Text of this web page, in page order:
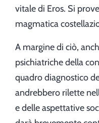
vitale di Eros. Si
magmatica
A margine di ciò,
psichiatriche della
quadro diagnostico
andrebbero rilette
e delle aspettative